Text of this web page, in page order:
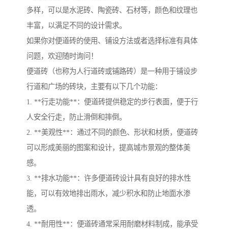
多样，可以是水泥砖、陶瓷砖、石材等，颜色和纹理也
丰富，以满足不同的设计需求。
如果你对便道砖的使用、铺设方法或者选择标准有具体
问题，欢迎随时询问！
便道砖（也称为人行道砖或铺路砖）是一种用于铺设步
行道和广场的砖块，主要有以下几个功能：
1. **行走功能**：便道砖提供稳定的步行表面，便于行
人安全行走，防止滑倒和摔倒。
2. **美观性**：通过不同的颜色、形状和材质，便道砖
可以形成美丽的图案和设计，提高城市景观的整体美
感。
3. **排水功能**：许多便道砖设计具有良好的排水性
能，可以有效地排出雨水，减少积水和防止地面水渗
透。
4. **耐用性**：便道砖通常采用耐磨材料制成，能承受